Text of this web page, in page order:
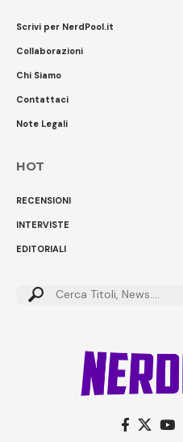
Scrivi per NerdPool.it
Collaborazioni
Chi Siamo
Contattaci
Note Legali
HOT
RECENSIONI
INTERVISTE
EDITORIALI
Cerca: